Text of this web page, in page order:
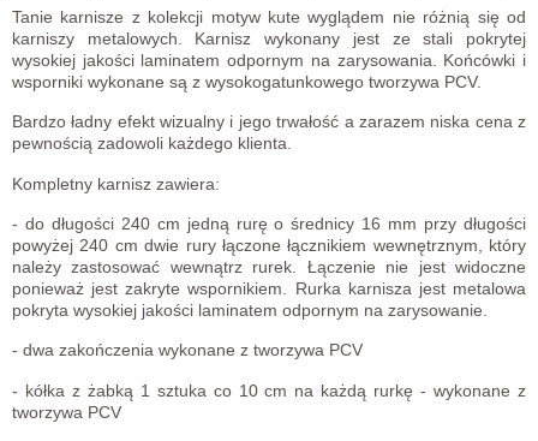
Tanie karnisze z kolekcji motyw kute wyglądem nie różnią się od
karniszy metalowych. Karnisz wykonany jest ze stali pokrytej
wysokiej jakości laminatem odpornym na zarysowania. Końcówki i
wsporniki wykonane są z wysokogatunkowego tworzywa PCV.
Bardzo ładny efekt wizualny i jego trwałość a zarazem niska cena z
pewnością zadowoli każdego klienta.
Kompletny karnisz zawiera:
- do długości 240 cm jedną rurę o średnicy 16 mm przy długości
powyżej 240 cm dwie rury łączone łącznikiem wewnętrznym, który
należy zastosować wewnątrz rurek. Łączenie nie jest widoczne
ponieważ jest zakryte wspornikiem. Rurka karnisza jest metalowa
pokryta wysokiej jakości laminatem odpornym na zarysowanie.
- dwa zakończenia wykonane z tworzywa PCV
- kółka z żabką 1 sztuka co 10 cm na każdą rurkę - wykonane z
tworzywa PCV